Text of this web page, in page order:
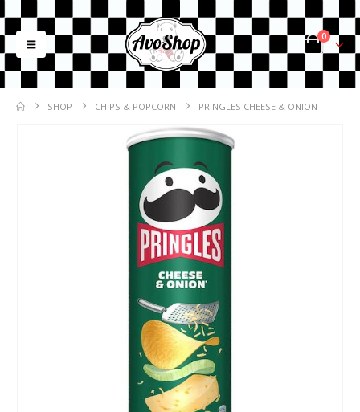
0
SHOP CHIPS & POPCORN PRINGLES CHEESE & ONION